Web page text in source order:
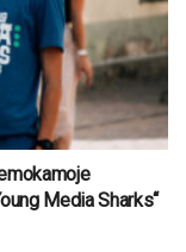
Media Sharks“